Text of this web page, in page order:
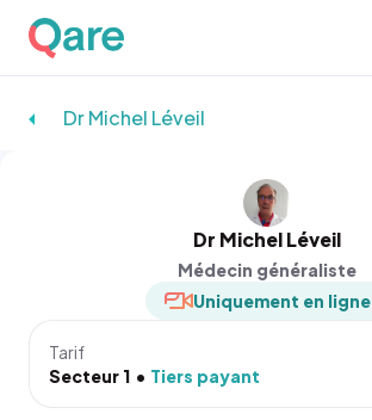
Dr Michel Léveil
Dr Michel Léveil
Médecin généraliste
Uniquement en ligne
Tarif
Secteur 1
Tiers payant